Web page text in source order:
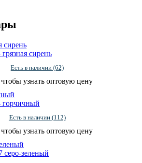
сирень
Есть в наличии (62)
чтобы узнать оптовую цену
горчичный
Есть в наличии (112)
чтобы узнать оптовую цену
серо-зеленый